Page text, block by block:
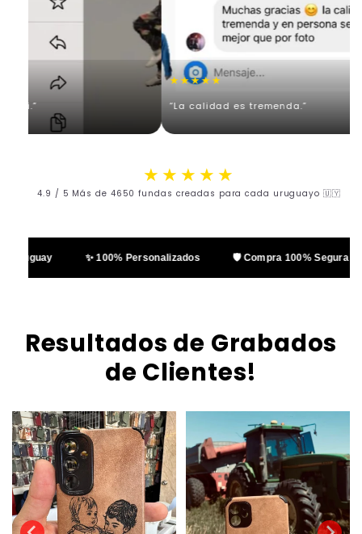
★★★★★
“La calidad es tremenda.”
★★★★★
4.9 / 5 Más de 4650 fundas creadas para cada uruguayo 🇺🇾
✨ 100% Personalizados 🛡️ Compra 100% Segura
Resultados de Grabados
de Clientes!